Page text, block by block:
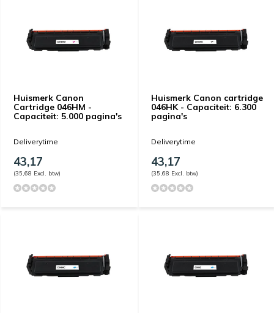
Huismerk Canon
Cartridge 046HM -
Capaciteit: 5.000 pagina's
Deliverytime
43,17
(35,68 Excl. btw)
Huismerk Canon cartridge
046HK - Capaciteit: 6.300
pagina's
Deliverytime
43,17
(35,68 Excl. btw)